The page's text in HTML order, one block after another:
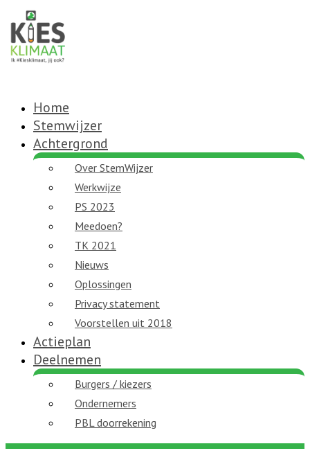
Home
Stemwijzer
Achtergrond
Over StemWijzer
Werkwijze
PS 2023
Meedoen?
TK 2021
Nieuws
Oplossingen
Privacy statement
Voorstellen uit 2018
Actieplan
Deelnemen
Burgers / kiezers
Ondernemers
PBL doorrekening